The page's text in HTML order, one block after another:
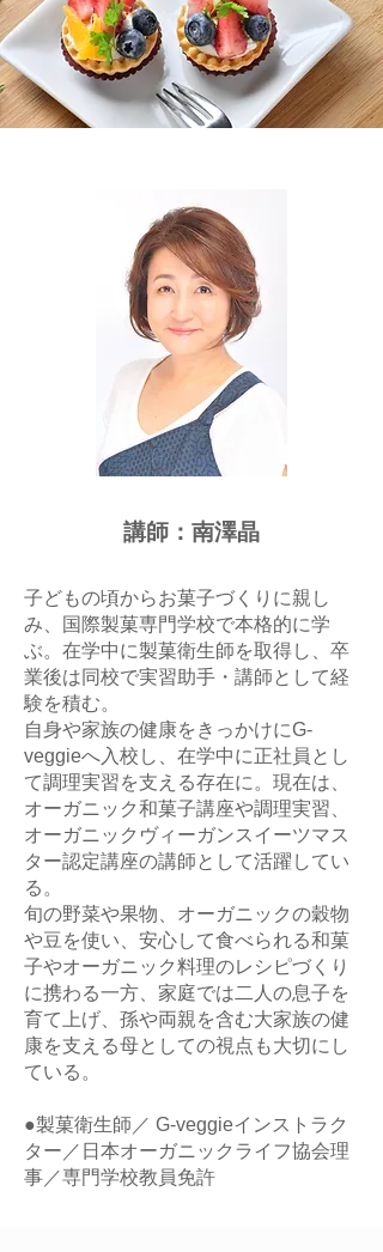
講師：南澤晶
子どもの頃からお菓子づくりに親し
み、国際製菓専門学校で本格的に学
ぶ。在学中に製菓衛生師を取得し、卒
業後は同校で実習助手・講師として経
験を積む。
自身や家族の健康をきっかけにG-
veggieへ入校し、在学中に正社員とし
て調理実習を支える存在に。現在は、
オーガニック和菓子講座や調理実習、
オーガニックヴィーガンスイーツマス
ター認定講座の講師として活躍してい
る。
旬の野菜や果物、オーガニックの穀物
や豆を使い、安心して食べられる和菓
子やオーガニック料理のレシピづくり
に携わる一方、家庭では二人の息子を
育て上げ、孫や両親を含む大家族の健
康を支える母としての視点も大切にし
ている。
●製菓衛生師／ G-veggieインストラク
ター／日本オーガニックライフ協会理
事／専門学校教員免許